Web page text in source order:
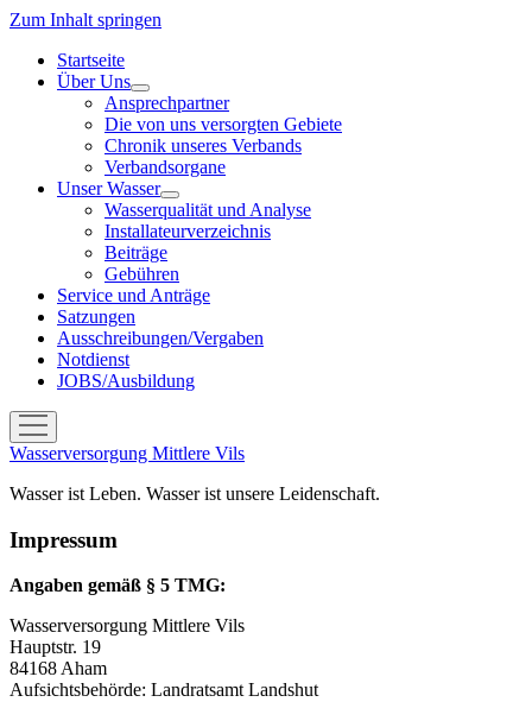
Zum Inhalt springen
Startseite
Über Uns
Menü
öffnen
Ansprechpartner
Die von uns versorgten Gebiete
Chronik unseres Verbands
Verbandsorgane
Unser Wasser
Menü
öffnen
Wasserqualität und Analyse
Installateurverzeichnis
Beiträge
Gebühren
Service und Anträge
Satzungen
Ausschreibungen/Vergaben
Notdienst
JOBS/Ausbildung
Menü
öffnen
Wasserversorgung Mittlere Vils
Wasser ist Leben. Wasser ist unsere Leidenschaft.
Impressum
Angaben gemäß § 5 TMG:
Wasserversorgung Mittlere Vils
Hauptstr. 19
84168 Aham
Aufsichtsbehörde: Landratsamt Landshut